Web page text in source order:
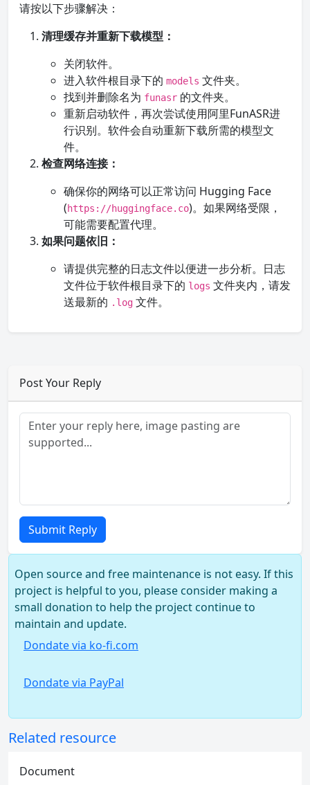
请按以下步骤解决：
清理缓存并重新下载模型：
关闭软件。
进入软件根目录下的 models 文件夹。
找到并删除名为 funasr 的文件夹。
重新启动软件，再次尝试使用阿里FunASR进
行识别。软件会自动重新下载所需的模型文
件。
检查网络连接：
确保你的网络可以正常访问 Hugging Face
(https://huggingface.co)。如果网络受限，
可能需要配置代理。
如果问题依旧：
请提供完整的日志文件以便进一步分析。日志
文件位于软件根目录下的 logs 文件夹内，请发
送最新的 .log 文件。
Post Your Reply
Submit Reply
Open source and free maintenance is not easy. If this
project is helpful to you, please consider making a
small donation to help the project continue to
maintain and update.
Dondate via ko-fi.com
Dondate via PayPal
Related resource
Document